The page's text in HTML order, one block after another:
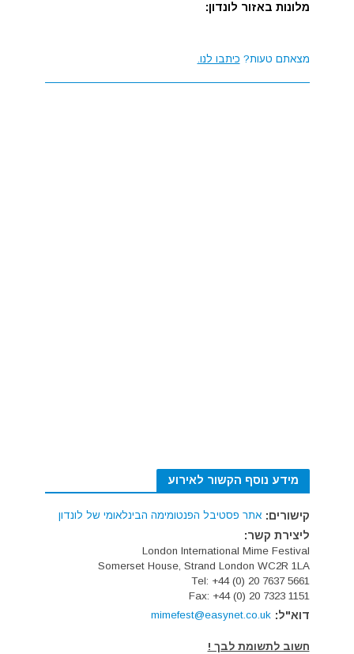
מלונות באזור לונדון:
מצאתם טעות? כיתבו לנו.
מידע נוסף הקשור לאירוע
קישורים: אתר פסטיבל הפנטומימה הבינלאומי של לונדון
ליצירת קשר:
London International Mime Festival
Somerset House, Strand London WC2R 1LA
Tel: +44 (0) 20 7637 5661
Fax: +44 (0) 20 7323 1151
דוא"ל: mimefest@easynet.co.uk
חשוב לתשומת לבך !